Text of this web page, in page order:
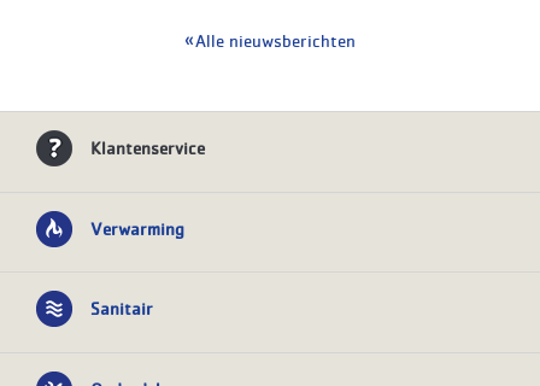
Alle nieuwsberichten
Klantenservice
Verwarming
Sanitair